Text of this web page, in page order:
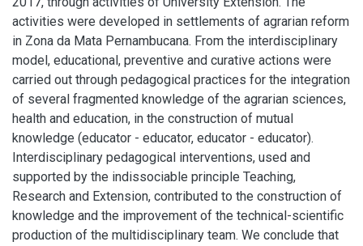
activities were developed in settlements of agrarian reform
in Zona da Mata Pernambucana. From the interdisciplinary
model, educational, preventive and curative actions were
carried out through pedagogical practices for the integration
of several fragmented knowledge of the agrarian sciences,
health and education, in the construction of mutual
knowledge (educator - educator, educator - educator).
Interdisciplinary pedagogical interventions, used and
supported by the indissociable principle Teaching,
Research and Extension, contributed to the construction of
knowledge and the improvement of the technical-scientific
production of the multidisciplinary team. We conclude that